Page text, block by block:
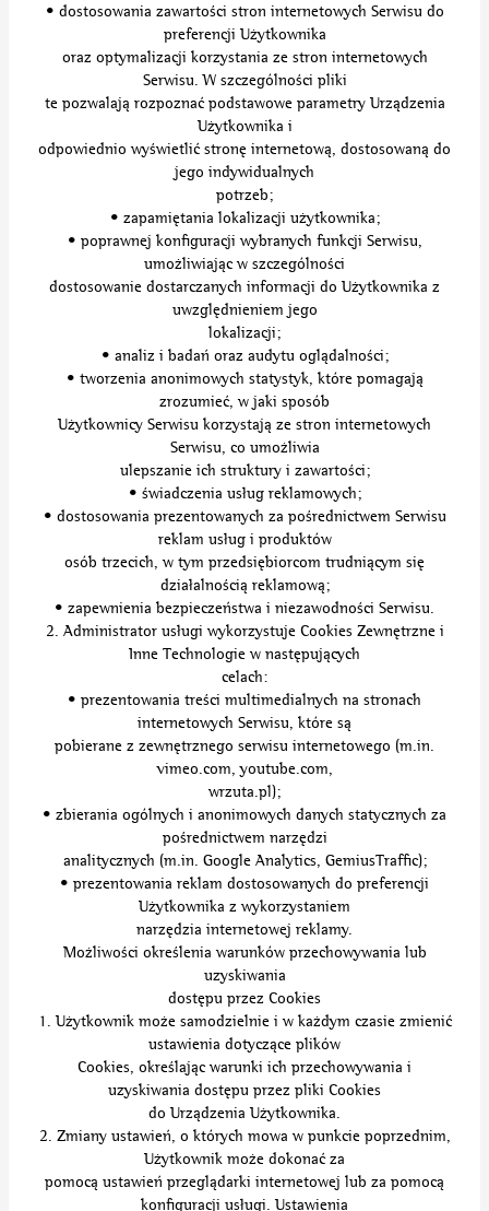
• dostosowania zawartości stron internetowych Serwisu do
preferencji Użytkownika
oraz optymalizacji korzystania ze stron internetowych
Serwisu. W szczególności pliki
te pozwalają rozpoznać podstawowe parametry Urządzenia
Użytkownika i
odpowiednio wyświetlić stronę internetową, dostosowaną do
jego indywidualnych
potrzeb;
• zapamiętania lokalizacji użytkownika;
• poprawnej konfiguracji wybranych funkcji Serwisu,
umożliwiając w szczególności
dostosowanie dostarczanych informacji do Użytkownika z
uwzględnieniem jego
lokalizacji;
• analiz i badań oraz audytu oglądalności;
• tworzenia anonimowych statystyk, które pomagają
zrozumieć, w jaki sposób
Użytkownicy Serwisu korzystają ze stron internetowych
Serwisu, co umożliwia
ulepszanie ich struktury i zawartości;
• świadczenia usług reklamowych;
• dostosowania prezentowanych za pośrednictwem Serwisu
reklam usług i produktów
osób trzecich, w tym przedsiębiorcom trudniącym się
działalnością reklamową;
• zapewnienia bezpieczeństwa i niezawodności Serwisu.
2. Administrator usługi wykorzystuje Cookies Zewnętrzne i
Inne Technologie w następujących
celach:
• prezentowania treści multimedialnych na stronach
internetowych Serwisu, które są
pobierane z zewnętrznego serwisu internetowego (m.in.
vimeo.com, youtube.com,
wrzuta.pl);
• zbierania ogólnych i anonimowych danych statycznych za
pośrednictwem narzędzi
analitycznych (m.in. Google Analytics, GemiusTraffic);
• prezentowania reklam dostosowanych do preferencji
Użytkownika z wykorzystaniem
narzędzia internetowej reklamy.
Możliwości określenia warunków przechowywania lub
uzyskiwania
dostępu przez Cookies
1. Użytkownik może samodzielnie i w każdym czasie zmienić
ustawienia dotyczące plików
Cookies, określając warunki ich przechowywania i
uzyskiwania dostępu przez pliki Cookies
do Urządzenia Użytkownika.
2. Zmiany ustawień, o których mowa w punkcie poprzednim,
Użytkownik może dokonać za
pomocą ustawień przeglądarki internetowej lub za pomocą
konfiguracji usługi. Ustawienia